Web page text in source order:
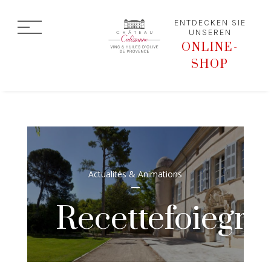
ENTDECKEN SIE
UNSEREN
ONLINE-
SHOP
Actualités & Animations